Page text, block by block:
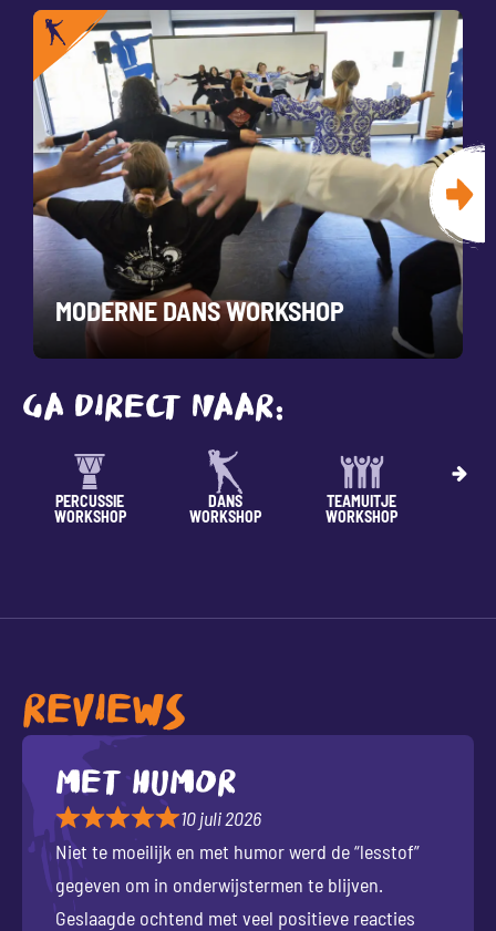
WORKSHOP SALSA DANSEN
GA DIRECT NAAR:
SPORT
WORKSHOP
TAAL/RITME
TECHNIEK
WORKSHOP
REVIEWS
Met humor
10 juli 2026
Niet te moeilijk en met humor werd de “lesstof”
gegeven om in onderwijstermen te blijven.
Geslaagde ochtend met veel positieve reacties